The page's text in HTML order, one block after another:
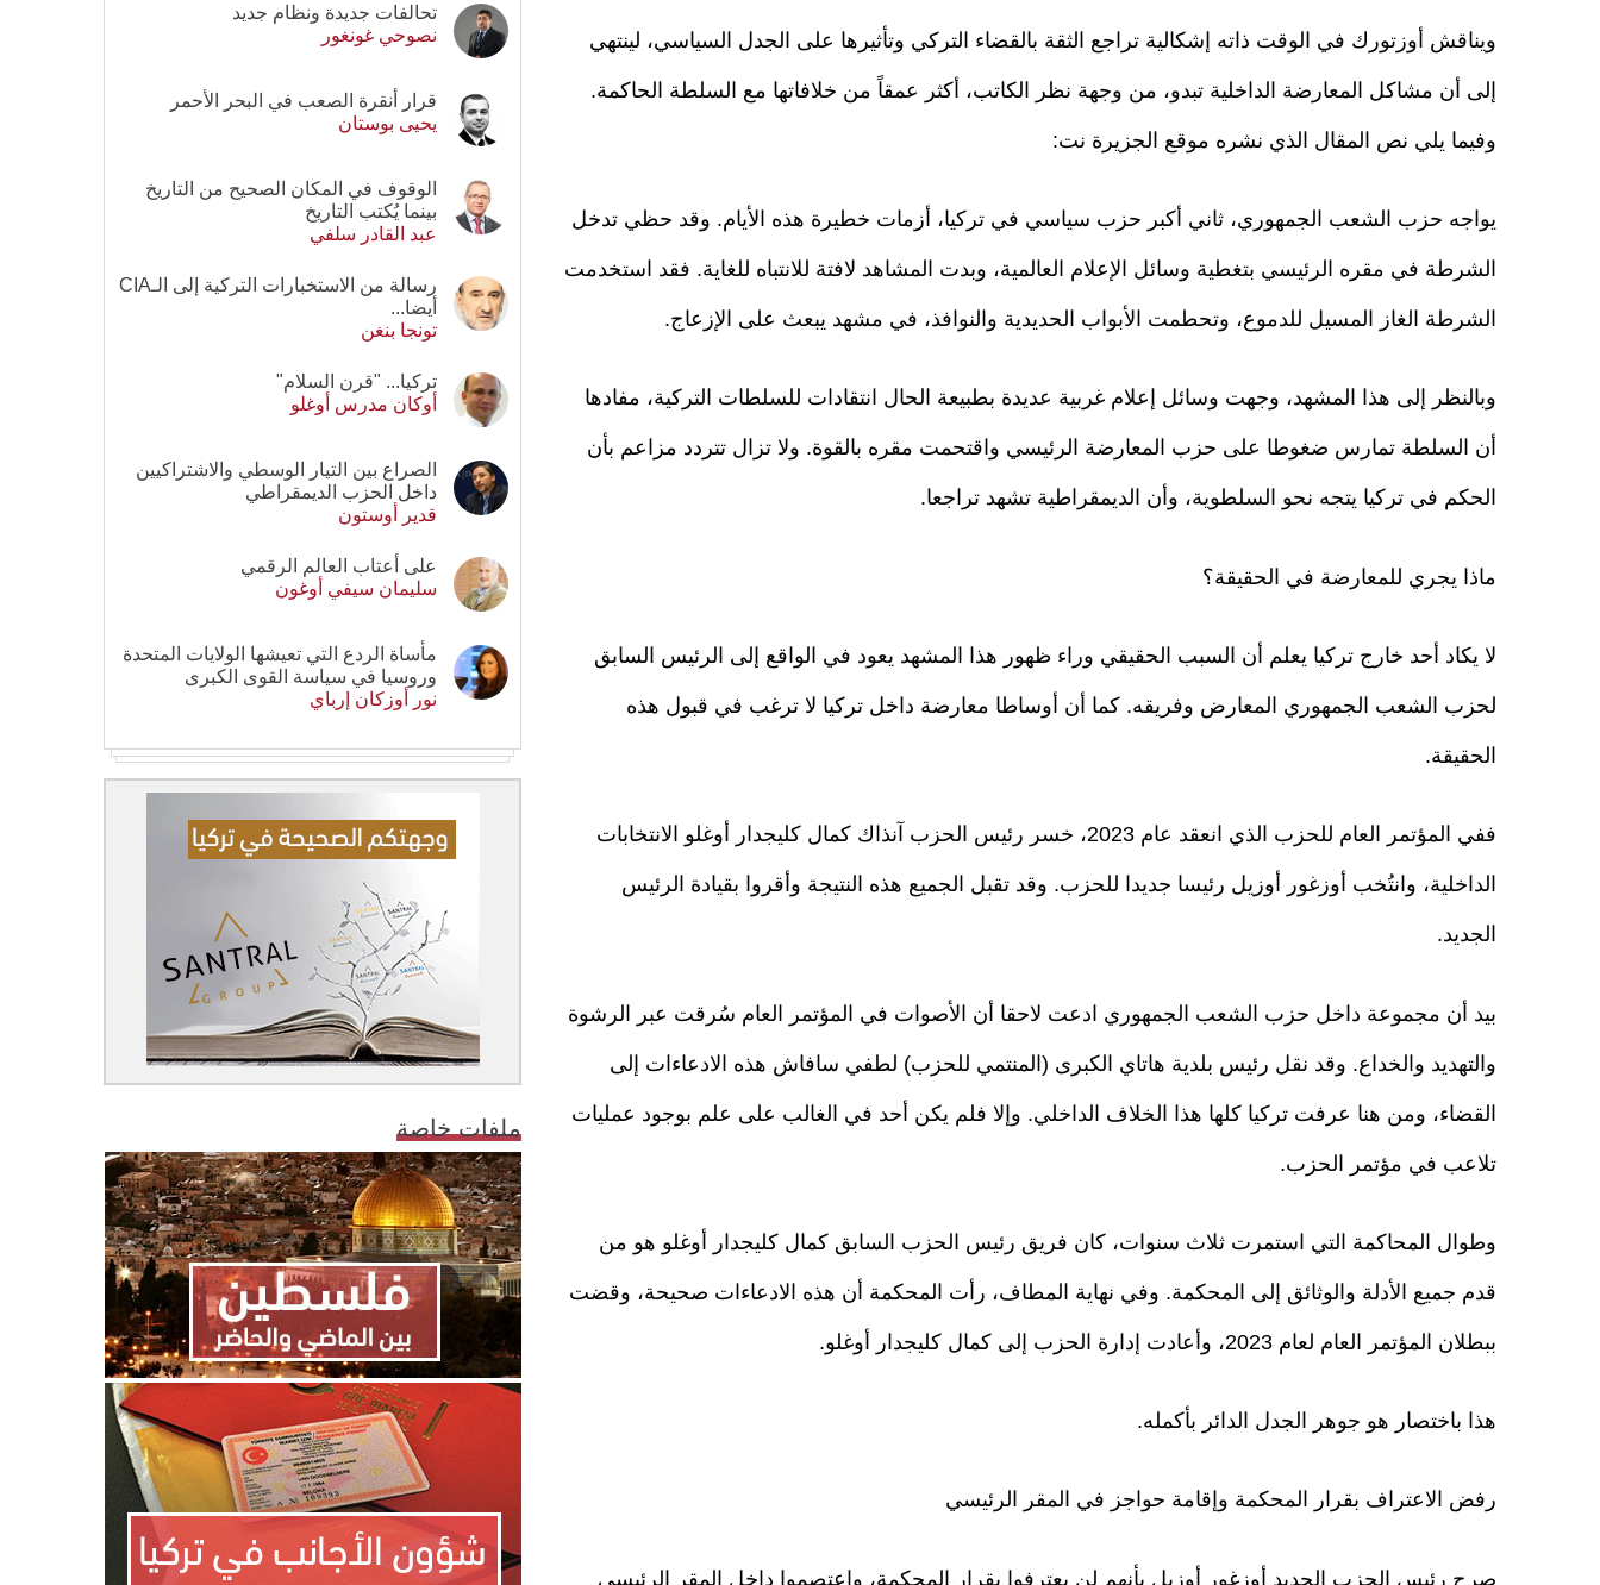
ويناقش أوزتورك في الوقت ذاته إشكالية تراجع الثقة بالقضاء التركي وتأثيرها على الجدل السياسي، لينتهي
إلى أن مشاكل المعارضة الداخلية تبدو، من وجهة نظر الكاتب، أكثر عمقاً من خلافاتها مع السلطة الحاكمة.
وفيما يلي نص المقال الذي نشره موقع الجزيرة نت:
يواجه حزب الشعب الجمهوري، ثاني أكبر حزب سياسي في تركيا، أزمات خطيرة هذه الأيام. وقد حظي تدخل
الشرطة في مقره الرئيسي بتغطية وسائل الإعلام العالمية، وبدت المشاهد لافتة للانتباه للغاية. فقد استخدمت
الشرطة الغاز المسيل للدموع، وتحطمت الأبواب الحديدية والنوافذ، في مشهد يبعث على الإزعاج.
وبالنظر إلى هذا المشهد، وجهت وسائل إعلام غربية عديدة بطبيعة الحال انتقادات للسلطات التركية، مفادها
أن السلطة تمارس ضغوطا على حزب المعارضة الرئيسي واقتحمت مقره بالقوة. ولا تزال تتردد مزاعم بأن
الحكم في تركيا يتجه نحو السلطوية، وأن الديمقراطية تشهد تراجعا.
ماذا يجري للمعارضة في الحقيقة؟
لا يكاد أحد خارج تركيا يعلم أن السبب الحقيقي وراء ظهور هذا المشهد يعود في الواقع إلى الرئيس السابق
لحزب الشعب الجمهوري المعارض وفريقه. كما أن أوساطا معارضة داخل تركيا لا ترغب في قبول هذه
الحقيقة.
ففي المؤتمر العام للحزب الذي انعقد عام 2023، خسر رئيس الحزب آنذاك كمال كليجدار أوغلو الانتخابات
الداخلية، وانتُخب أوزغور أوزيل رئيسا جديدا للحزب. وقد تقبل الجميع هذه النتيجة وأقروا بقيادة الرئيس
الجديد.
بيد أن مجموعة داخل حزب الشعب الجمهوري ادعت لاحقا أن الأصوات في المؤتمر العام سُرقت عبر الرشوة
والتهديد والخداع. وقد نقل رئيس بلدية هاتاي الكبرى (المنتمي للحزب) لطفي سافاش هذه الادعاءات إلى
القضاء، ومن هنا عرفت تركيا كلها هذا الخلاف الداخلي. وإلا فلم يكن أحد في الغالب على علم بوجود عمليات
تلاعب في مؤتمر الحزب.
وطوال المحاكمة التي استمرت ثلاث سنوات، كان فريق رئيس الحزب السابق كمال كليجدار أوغلو هو من
قدم جميع الأدلة والوثائق إلى المحكمة. وفي نهاية المطاف، رأت المحكمة أن هذه الادعاءات صحيحة، وقضت
ببطلان المؤتمر العام لعام 2023، وأعادت إدارة الحزب إلى كمال كليجدار أوغلو.
هذا باختصار هو جوهر الجدل الدائر بأكمله.
رفض الاعتراف بقرار المحكمة وإقامة حواجز في المقر الرئيسي
صرح رئيس الحزب الجديد أوزغور أوزيل بأنهم لن يعترفوا بقرار المحكمة، واعتصموا داخل المقر الرئيسي
تحالفات جديدة ونظام جديد
نصوحي غونغور
قرار أنقرة الصعب في البحر الأحمر
يحيى بوستان
الوقوف في المكان الصحيح من التاريخ
بينما يُكتب التاريخ
عبد القادر سلفي
رسالة من الاستخبارات التركية إلى الـCIA
أيضا...
تونجا بنغن
تركيا... "قرن السلام"
أوكان مدرس أوغلو
الصراع بين التيار الوسطي والاشتراكيين
داخل الحزب الديمقراطي
قدير أوستون
على أعتاب العالم الرقمي
سليمان سيفي أوغون
مأساة الردع التي تعيشها الولايات المتحدة
وروسيا في سياسة القوى الكبرى
نور أوزكان إرباي
ملفات خاصة